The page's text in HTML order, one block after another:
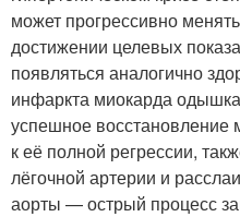
может прогрессивно
достижении целевых
появляться аналогично
инфаркта миокарда
успешное восстановление
к её полной регрессии,
лёгочной артерии и
аорты — острый процесс